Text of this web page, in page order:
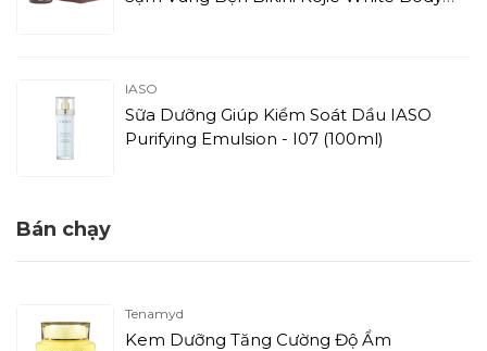
IASO
Sữa Dưỡng Giúp Kiểm Soát Dầu IASO
Purifying Emulsion - I07 (100ml)
Bán chạy
Tenamyd
Kem Dưỡng Tăng Cường Độ Ẩm